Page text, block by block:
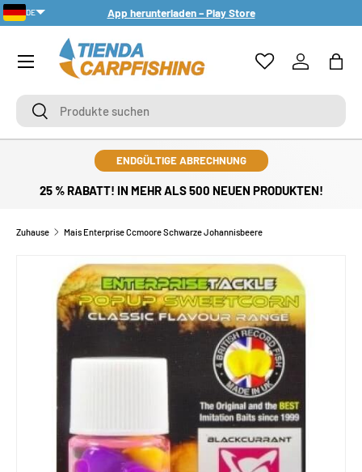
DIREKT ZUM INHALT
App herunterladen – Play Store
SuchenSuchen
Einloggen
ENDGÜLTIGE ABRECHNUNG
25 % RABATT! IN MEHR ALS 500 NEUEN PRODUKTEN!
Zuhause Mais Enterprise Ccmoore Schwarze Johannisbeere
ZU PRODUKTINFORMATIONEN SPRINGEN
DE